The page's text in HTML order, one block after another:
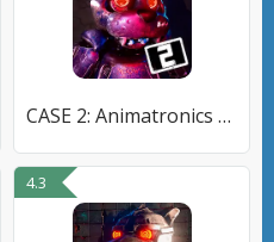
CASE 2: Animatronics Хоррор
4.3